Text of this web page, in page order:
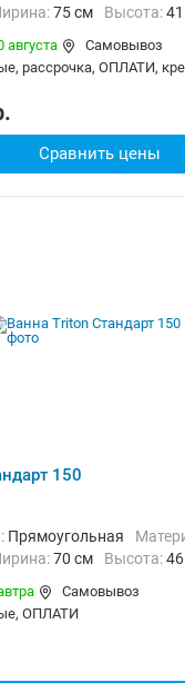
Ширина:75 см Высота:
августа
Самовывоз
рассрочка, ОПЛАТИ,
Сравнить цены
150
Прямоугольная
Ширина:70 см Высота:
Самовывоз
ОПЛАТИ